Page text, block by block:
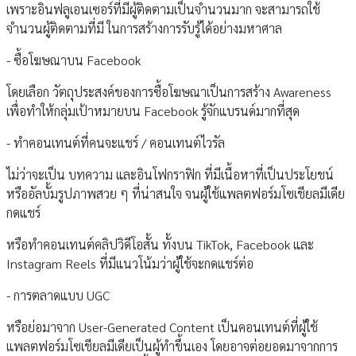
เพราะอินฟลูเอนเซอร์ที่มีผู้ติดตามเป็นจำนวนมาก จะสามารถใช้
จำนวนผู้ติดตามที่มี ในการสร้างการรับรู้ได้อย่างมหาศาล
- ซื้อโฆษณาบน Facebook
โดยเลือก วัตถุประสงค์ของการซื้อโฆษณาเป็นการสร้าง Awareness
เพื่อทำให้กลุ่มเป้าหมายบน Facebook รู้จักแบรนด์มากที่สุด
- ทำคอนเทนต์ที่คนจะแชร์ / คอนเทนต์ไวรัล
ไม่ว่าจะเป็น บทความ และอินโฟกราฟิก ที่มีเนื้อหาที่เป็นประโยชน์
หรืออัลบั้มรูปภาพสวย ๆ ที่น่าสนใจ จนผู้ใช้แพลตฟอร์มโซเชียลมีเดีย
กดแชร์
หรือทำคอนเทนต์คลิปวิดีโอสั้น ทั้งบน TikTok, Facebook และ
Instagram Reels ที่มีแนวโน้มว่าผู้ใช้จะกดแชร์ต่อ
- การตลาดแบบ UGC
หรือย่อมาจาก User-Generated Content เป็นคอนเทนต์ที่ผู้ใช้
แพลตฟอร์มโซเชียลมีเดียเป็นผู้ทำขึ้นเอง โดยอาจต่อยอดมาจากการ